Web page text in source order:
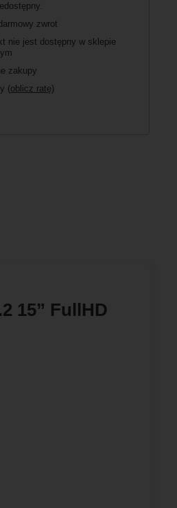
zwrot
nie jest dostępny w sklepie
zakupy
(oblicz ratę)
15” FullHD